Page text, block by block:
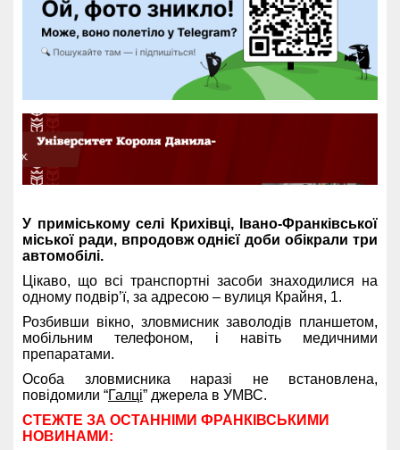
У приміському селі Крихівці, Івано-Франківської
міської ради, впродовж однієї доби обікрали три
автомобілі.
Цікаво, що всі транспортні засоби знаходилися на
одному подвір’ї, за адресою – вулиця Крайня, 1.
Розбивши вікно, зловмисник заволодів планшетом,
мобільним телефоном, і навіть медичними
препаратами.
Особа зловмисника наразі не встановлена,
повідомили “Галці” джерела в УМВС.
СТЕЖТЕ ЗА ОСТАННІМИ ФРАНКІВСЬКИМИ
НОВИНАМИ: